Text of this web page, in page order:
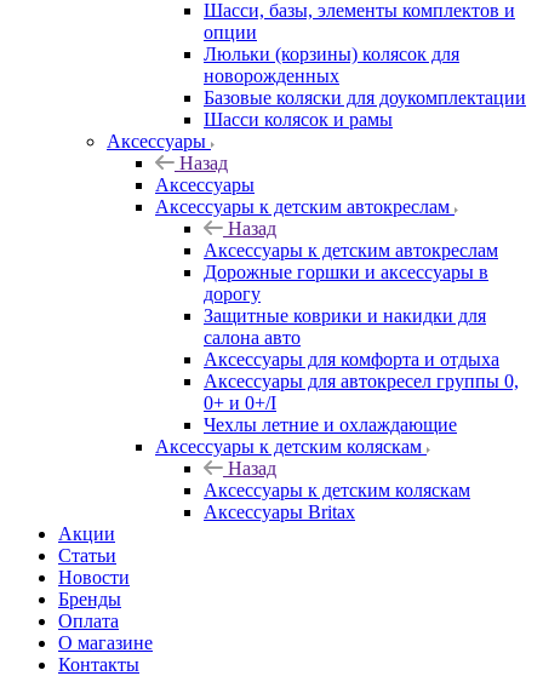
Шасси, базы, элементы комплектов и
опции
Люльки (корзины) колясок для
новорожденных
Базовые коляски для доукомплектации
Шасси колясок и рамы
Аксессуары
Назад
Аксессуары
Аксессуары к детским автокреслам
Назад
Аксессуары к детским автокреслам
Дорожные горшки и аксессуары в
дорогу
Защитные коврики и накидки для
салона авто
Аксессуары для комфорта и отдыха
Аксессуары для автокресел группы 0,
0+ и 0+/I
Чехлы летние и охлаждающие
Аксессуары к детским коляскам
Назад
Аксессуары к детским коляскам
Аксессуары Britax
Акции
Статьи
Новости
Бренды
Оплата
О магазине
Контакты